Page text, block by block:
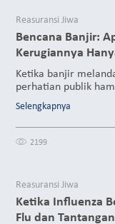
lebaran berpotensi
penyebarannya.
Reasuransi Jiwa
Bencana Banjir:
Kerugiannya
pada Asuransi
Ketika banjir
perhatian publik
infrastruktur, yang
diasosiasikan
seperti asuransi
besar terhadap
dalam jangka
panjang.
Selengkapnya
2199
Reasuransi Jiwa
Ketika Influenza
Flu dan